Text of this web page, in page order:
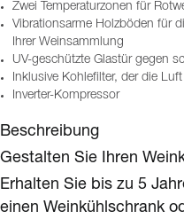
Zwei Temperaturzonen für
Vibrationsarme Holzböden für
Ihrer Weinsammlung
UV-geschützte Glastür gegen
Inklusive Kohlefilter, der die
Inverter-Kompressor
Beschreibung
Gestalten Sie Ihren
Erhalten Sie bis zu 5
einen Weinkühlschrank